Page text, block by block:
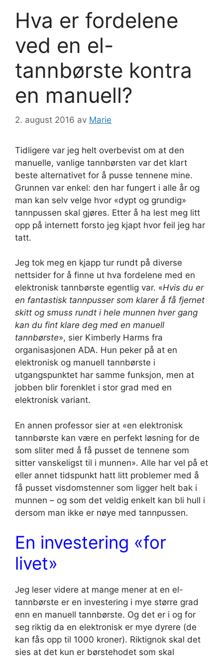
Hva er fordelene
ved en el-
tannbørste kontra
en manuell?
2. august 2016 av Marie
Tidligere var jeg helt overbevist om at den
manuelle, vanlige tannbørsten var det klart
beste alternativet for å pusse tennene mine.
Grunnen var enkel: den har fungert i alle år og
man kan selv velge hvor «dypt og grundig»
tannpussen skal gjøres. Etter å ha lest meg litt
opp på internett forsto jeg kjapt hvor feil jeg har
tatt.
Jeg tok meg en kjapp tur rundt på diverse
nettsider for å finne ut hva fordelene med en
elektronisk tannbørste egentlig var. «Hvis du er
en fantastisk tannpusser som klarer å få fjernet
skitt og smuss rundt i hele munnen hver gang
kan du fint klare deg med en manuell
tannbørste», sier Kimberly Harms fra
organisasjonen ADA. Hun peker på at en
elektronisk og manuell tannbørste i
utgangspunktet har samme funksjon, men at
jobben blir forenklet i stor grad med en
elektronisk variant.
En annen professor sier at «en elektronisk
tannbørste kan være en perfekt løsning for de
som sliter med å få pusset de tennene som
sitter vanskeligst til i munnen». Alle har vel på et
eller annet tidspunkt hatt litt problemer med å
få pusset visdomstenner som ligger helt bak i
munnen – og som det veldig enkelt kan bli hull i
dersom man ikke er nøye med tannpussen.
En investering «for
livet»
Jeg leser videre at mange mener at en el-
tannbørste er en investering i mye større grad
enn en manuell tannbørste. Og det er i og for
seg riktig da en elektronisk er mye dyrere (de
kan fås opp til 1000 kroner). Riktignok skal det
sies at det kun er børstehodet som skal